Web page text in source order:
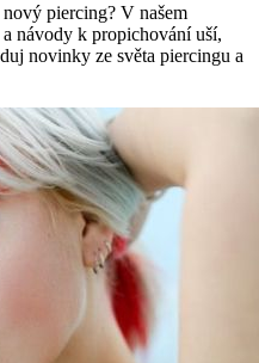
piercing? V našem
návody k propichování uší,
novinky ze světa piercingu a